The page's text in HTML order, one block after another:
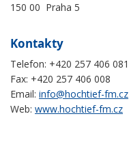
150 00 Praha 5
Kontakty
Telefon: +420 257 406 081
Fax: +420 257 406 008
Email: info@hochtief-fm.cz
Web: www.hochtief-fm.cz